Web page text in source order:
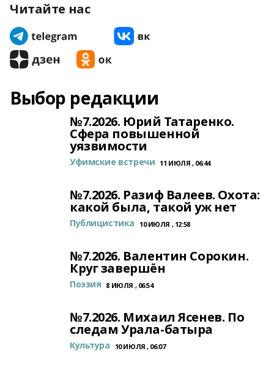
Читайте нас
Выбор редакции
№7.2026. Юрий Татаренко.
Сфера повышенной
уязвимости
Уфимские встречи 11 ИЮЛЯ , 06:44
№7.2026. Разиф Валеев. Охота:
какой была, такой уж нет
Публицистика 10 ИЮЛЯ , 12:58
№7.2026. Валентин Сорокин.
Круг завершён
Поэзия 8 ИЮЛЯ , 06:54
№7.2026. Михаил Ясенев. По
следам Урала-батыра
Культура 10 ИЮЛЯ , 06:07